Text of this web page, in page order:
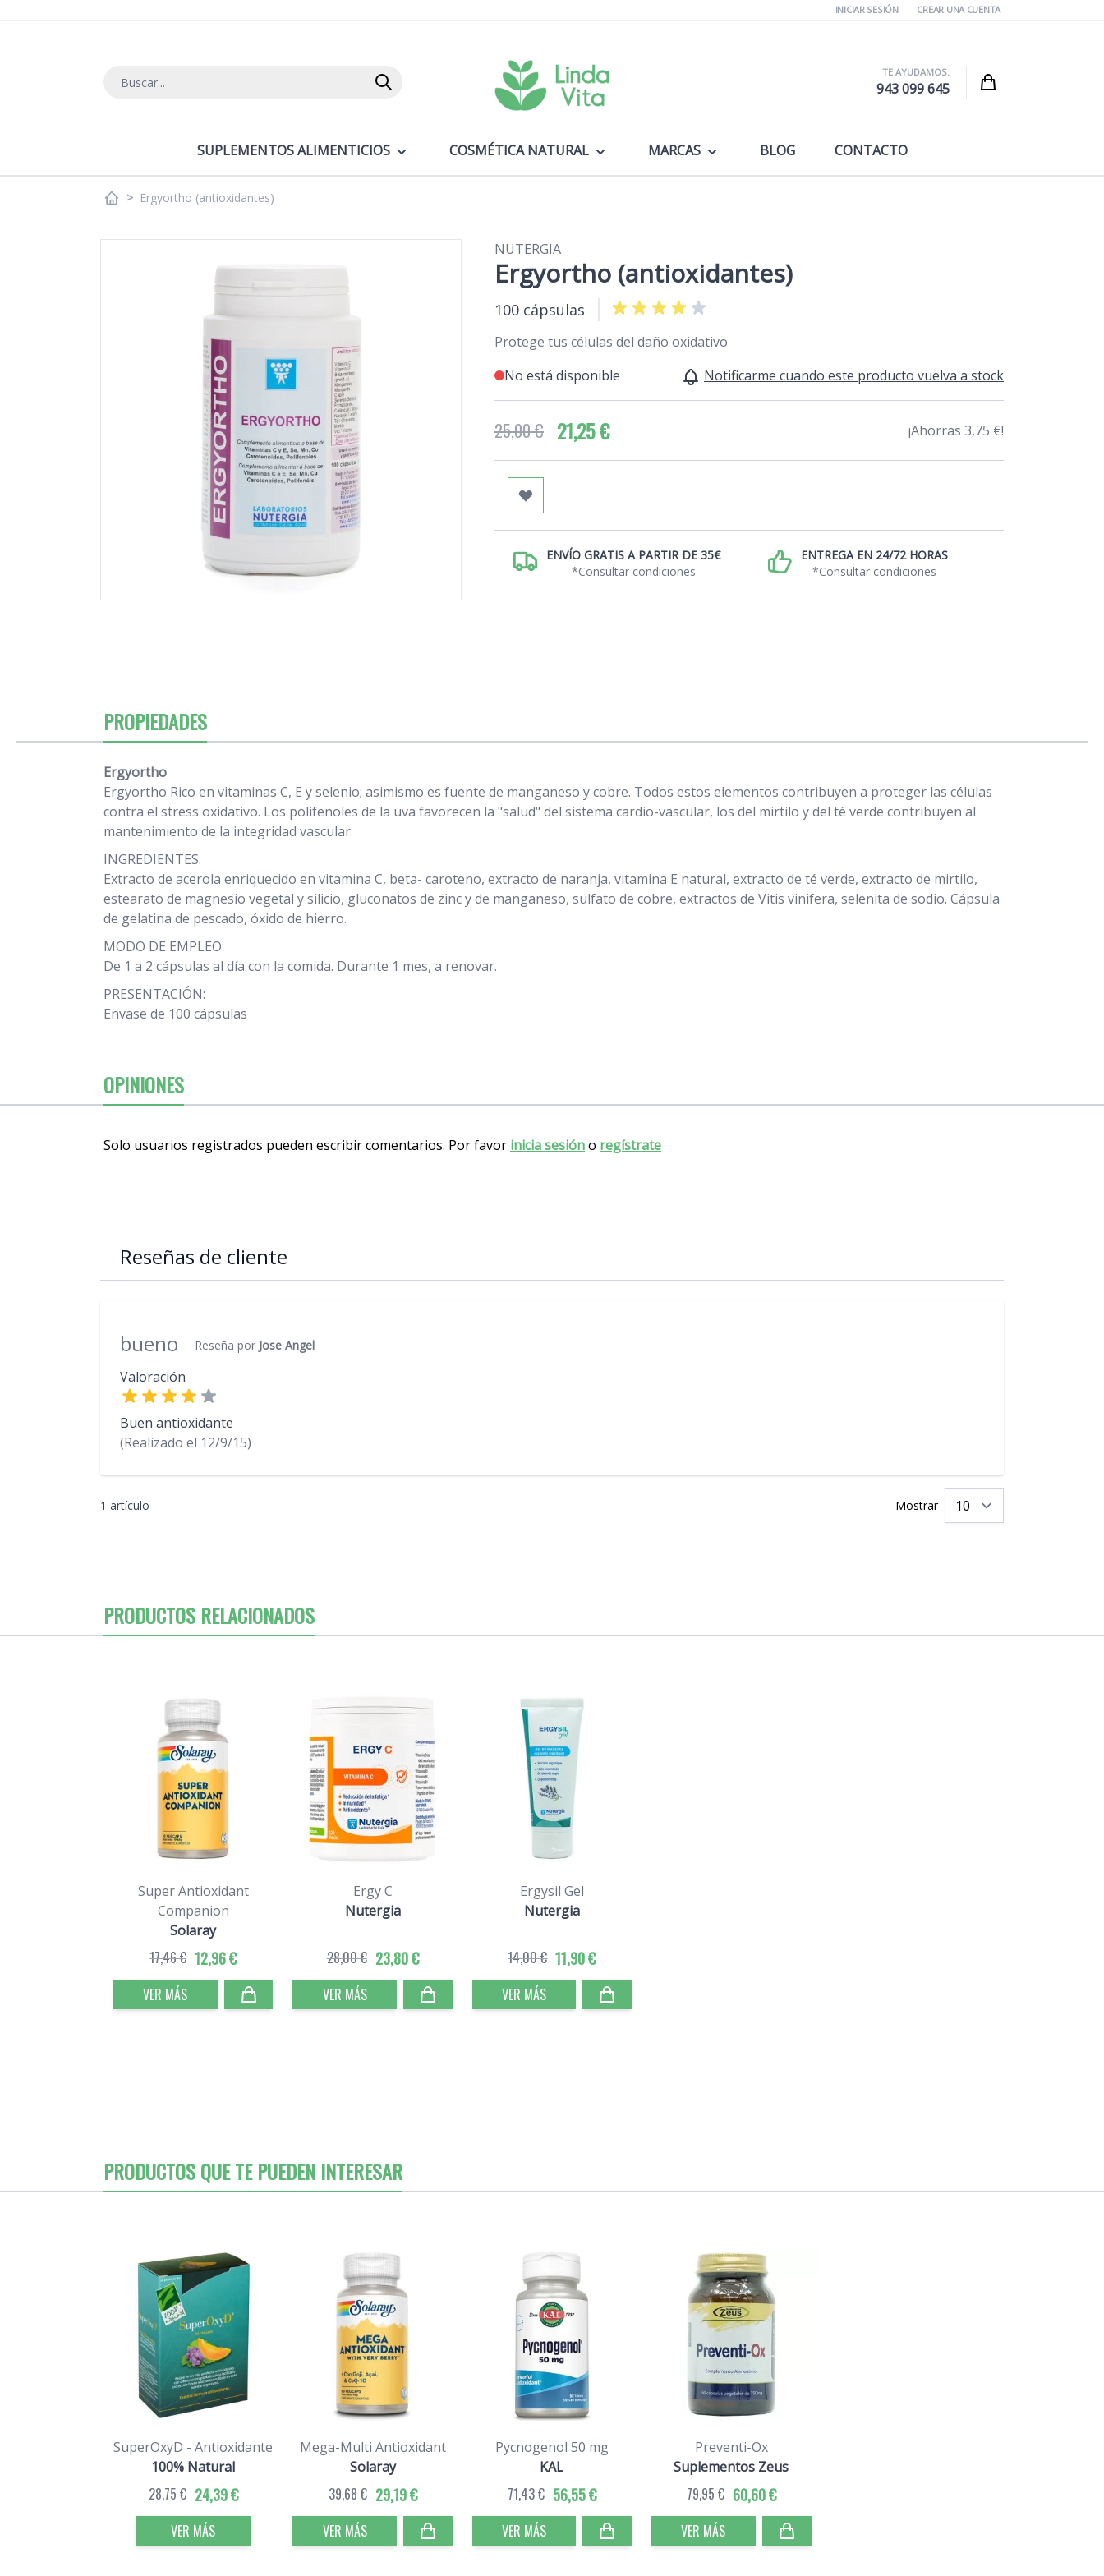
INICIAR SESIÓN CREAR UNA CUENTA
Buscar
TE AYUDAMOS:
943 099 645 Cart
SUPLEMENTOS ALIMENTICIOS COSMÉTICA NATURAL MARCAS BLOG CONTACTO
> Ergyortho (antioxidantes)
NUTERGIA
Ergyortho (antioxidantes)
100 cápsulas
Protege tus células del daño oxidativo
No está disponible
Notificarme cuando este producto vuelva a stock
25,00 € 21,25 € ¡Ahorras 3,75 €!
ENVÍO GRATIS A PARTIR DE 35€
*Consultar condiciones
ENTREGA EN 24/72 HORAS
*Consultar condiciones
PROPIEDADES
Ergyortho
Ergyortho Rico en vitaminas C, E y selenio; asimismo es fuente de manganeso y cobre. Todos estos elementos contribuyen a proteger las células
contra el stress oxidativo. Los polifenoles de la uva favorecen la "salud" del sistema cardio-vascular, los del mirtilo y del té verde contribuyen al
mantenimiento de la integridad vascular.
INGREDIENTES:
Extracto de acerola enriquecido en vitamina C, beta- caroteno, extracto de naranja, vitamina E natural, extracto de té verde, extracto de mirtilo,
estearato de magnesio vegetal y silicio, gluconatos de zinc y de manganeso, sulfato de cobre, extractos de Vitis vinifera, selenita de sodio. Cápsula
de gelatina de pescado, óxido de hierro.
MODO DE EMPLEO:
De 1 a 2 cápsulas al día con la comida. Durante 1 mes, a renovar.
PRESENTACIÓN:
Envase de 100 cápsulas
OPINIONES
Solo usuarios registrados pueden escribir comentarios. Por favor inicia sesióno regístrate
Reseñas de cliente
bueno Reseña por Jose Angel
Valoración
Buen antioxidante
(Realizado el 12/9/15)
1 artículo Mostrar
PRODUCTOS RELACIONADOS
Super Antioxidant
Companion
Solaray
12,96 €
17,46 €
VER MÁS
Ergy C
Nutergia
23,80 €
28,00 €
VER MÁS
Ergysil Gel
Nutergia
11,90 €
14,00 €
VER MÁS
PRODUCTOS QUE TE PUEDEN INTERESAR
SuperOxyD - Antioxidante
100% Natural
24,39 €
28,75 €
VER MÁS
Mega-Multi Antioxidant
Solaray
29,19 €
39,68 €
VER MÁS
Pycnogenol 50 mg
KAL
56,55 €
71,43 €
VER MÁS
Preventi-Ox
Suplementos Zeus
60,60 €
79,95 €
VER MÁS